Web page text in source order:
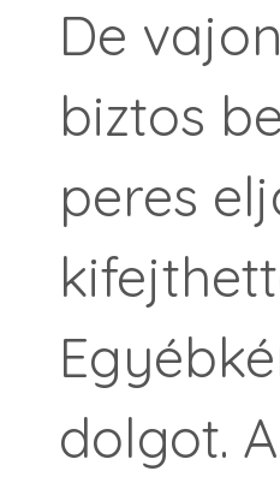
De
biztos
peres
dolgot.